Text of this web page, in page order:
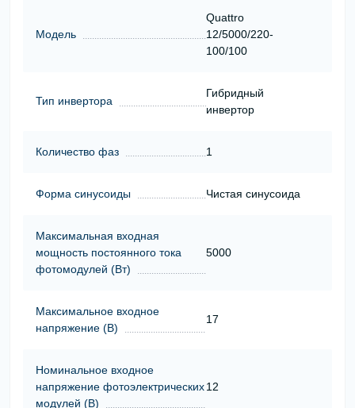
Модель
Quattro
12/5000/220-
100/100
Тип инвертора
Гибридный
инвертор
Количество фаз 1
Форма синусоиды Чистая синусоида
Максимальная входная
мощность постоянного тока
фотомодулей (Вт)
5000
Максимальное входное
напряжение (В)
17
Номинальное входное
напряжение фотоэлектрических
модулей (В)
12